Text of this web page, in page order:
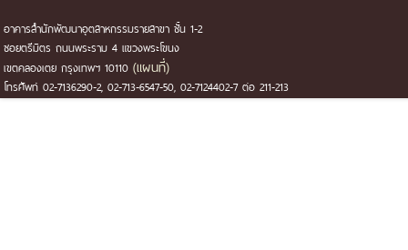
อาคารสำนักพัฒนาอุตสาหกรรมรายสาขา ชั้น 1-2
ซอยตรีมิตร ถนนพระราม 4 แขวงพระโขนง
เขตคลองเตย กรุงเทพฯ 10110 (แผนที่)
โทรศัพท์ 02-7136290-2, 02-713-6547-50, 02-7124402-7 ต่อ 211-213